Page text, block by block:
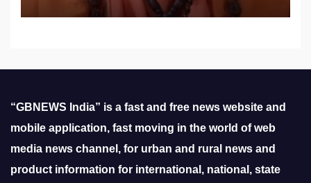
“GBNEWS India” is a fast and free news website and
mobile application, fast moving in the world of web
media news channel, for urban and rural news and
product information for international, national, state